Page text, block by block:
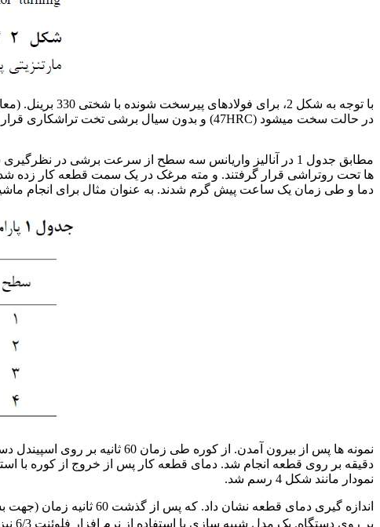
در حالت سخت میشود (47HRC) و بدون سیال برشی تخت تراشکاری قرار می گیرد. مقادیر سرعت بخشی کمتر از مقادیر پیشنهادی فوق و در محدوده 62 تا 123 متر بر دقیقه انتخاب شدند.
دما و طی زمان یک ساعت پیش گرم شدند. به عنوان مثال برای انجام ماشین کاری داغ در دمای 200 درجه سانتی گراد. نمونه ها داخل کوره با
نمونه ها پس از بیرون آمدن.
نمودار مانند شکل 4 رسم شد.
بر روی دستگاه. یک مدل شبیه سازی با استفاده از نرم افزار فلوئنت 6/3 نیز انجام شد. مقدار ضریب انتقال حرارت جابجایی در 60 ثانیه اول، 13/8 W/m